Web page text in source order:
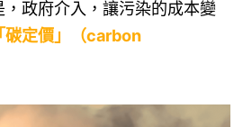
政府介入，讓污染的成本變
「碳定價」（carbon